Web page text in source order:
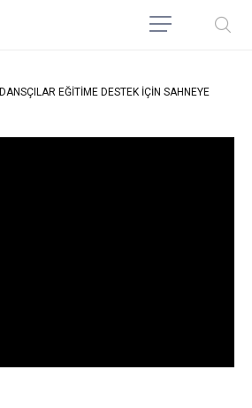
DANSÇILAR EĞİTİME DESTEK İÇİN SAHNEYE